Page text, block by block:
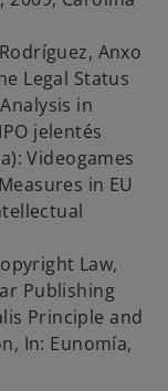
Anxo
Legal Status
in
jelentés
Videogames
in EU
Law,
Publishing
Principle and
In: Eunomía,